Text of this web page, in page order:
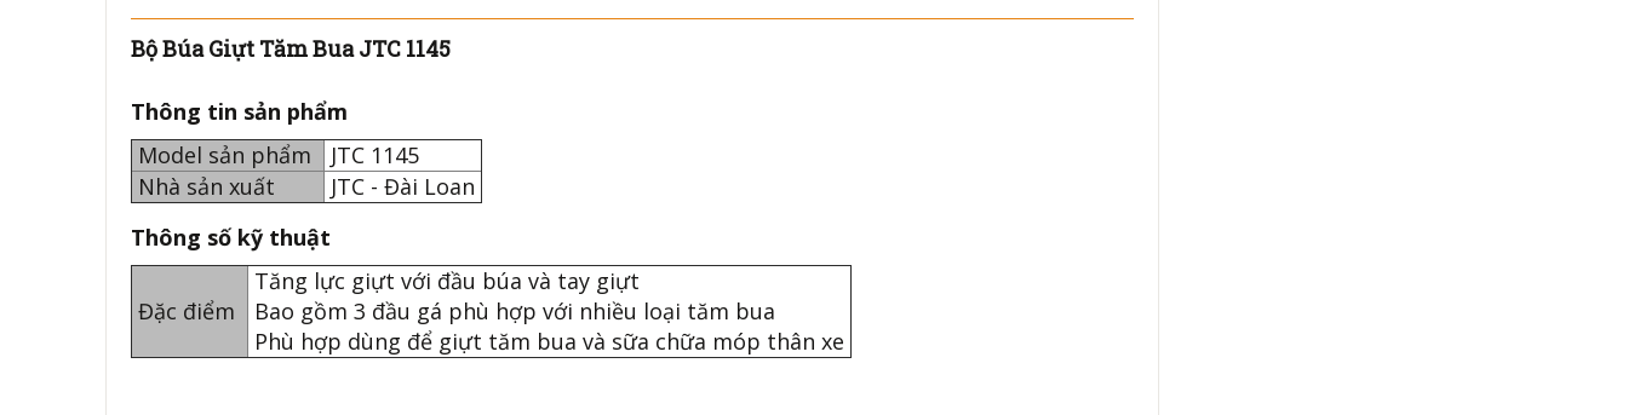
Bộ Búa Giựt Tăm Bua JTC 1145
Thông tin sản phẩm
Model sản phẩm
JTC 1145
Nhà sản xuất
JTC - Đài Loan
Thông số kỹ thuật
Đặc điểm
Tăng lực giựt với đầu búa và tay giựt
Bao gồm 3 đầu gá phù hợp với nhiều loại tăm bua
Phù hợp dùng để giựt tăm bua và sữa chữa móp thân xe